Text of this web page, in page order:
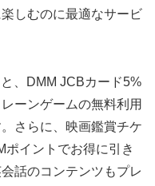
しむのに最適なサービ
、DMM JCBカード5%
ーンゲームの無料利用
さらに、映画鑑賞チケ
ポイントでお得に引き
話のコンテンツもプレ